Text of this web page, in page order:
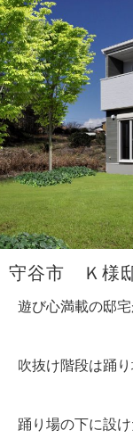
守谷市 Ｋ様
遊び心満載の邸宅
吹抜け階段は踊
踊り場の下に設